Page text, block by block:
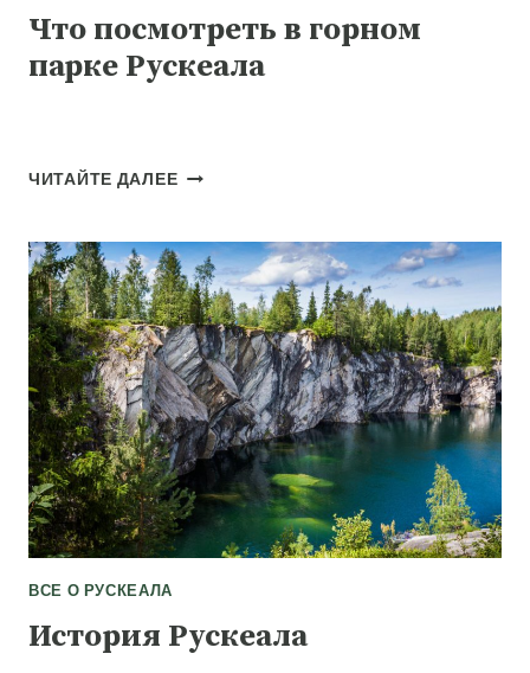
Что посмотреть в горном
парке Рускеала
ЧИТАЙТЕ ДАЛЕЕЧТО
ГОРНОМ
ПАРКЕ
РУСКЕАЛА
ВСЕ О РУСКЕАЛА
История Рускеала